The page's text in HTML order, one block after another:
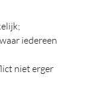
iedereen
niet erger